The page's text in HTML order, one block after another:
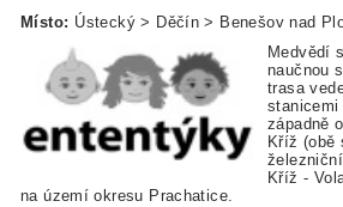
Místo: Ústecký > Děčín > Benešov nad
Medvědí
naučnou
trasa
stanicemi
západně
Kříž (obě
Kříž -
na území okresu Prachatice.